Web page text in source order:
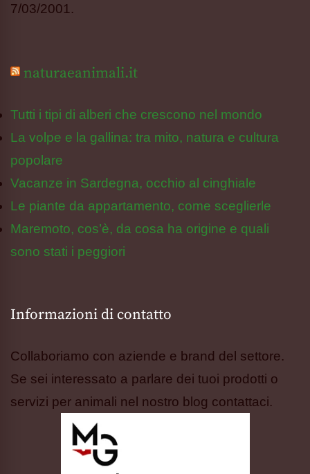
7/03/2001.
naturaeanimali.it
Tutti i tipi di alberi che crescono nel mondo
La volpe e la gallina: tra mito, natura e cultura
popolare
Vacanze in Sardegna, occhio al cinghiale
Le piante da appartamento, come sceglierle
Maremoto, cos’è, da cosa ha origine e quali
sono stati i peggiori
Informazioni di contatto
Collaboriamo con aziende e brand del settore.
Se sei interessato a parlare dei tuoi prodotti o
servizi per animali nel nostro blog contattaci.